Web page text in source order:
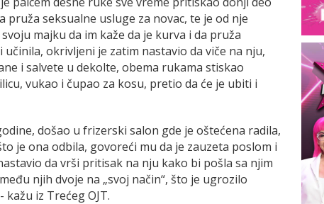
pruža seksualne usluge za novac, te je od nje
majku da im kaže da je kurva i da pruža
okrivljeni je zatim nastavio da viče na nju,
i salvete u dekolte, obema rukama stiskao
vukao i čupao za kosu, pretio da će je ubiti i
došao u frizerski salon gde je oštećena radila,
je ona odbila, govoreći mu da je zauzeta poslom i
da vrši pritisak na nju kako bi pošla sa njim
njih dvoje na „svoj način“, što je ugrozilo
iz Trećeg OJT.